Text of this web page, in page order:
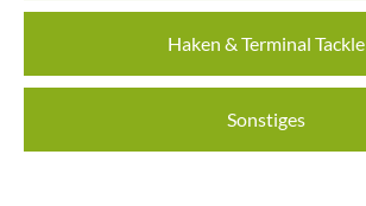
Haken & Terminal Tackle
Sonstiges